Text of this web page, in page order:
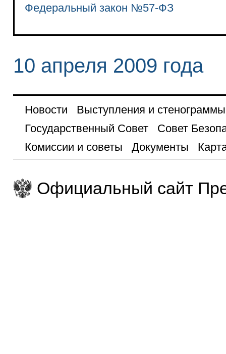
Федеральный закон №57-ФЗ
10 апреля 2009 года
Новости
Выступления и стенограммы
Государственный Совет
Совет
Комиссии и советы
Документы
Официальный сайт